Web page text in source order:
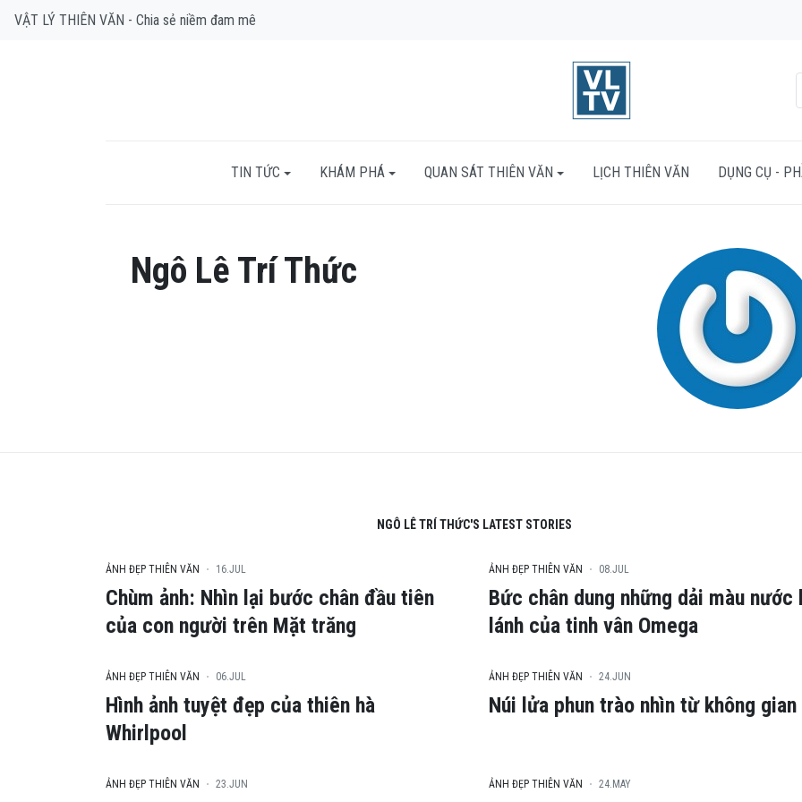
VẬT LÝ THIÊN VĂN - Chia sẻ niềm đam mê
TIN TỨC KHÁM PHÁ QUAN SÁT THIÊN VĂN LỊCH THIÊN VĂN DỤNG CỤ -
Ngô Lê Trí Thức
NGÔ LÊ TRÍ THỨC'S LATEST STORIES
ẢNH ĐẸP THIÊN VĂN 16.JUL
Chùm ảnh: Nhìn lại bước chân đầu tiên
của con người trên Mặt trăng
ẢNH ĐẸP THIÊN VĂN 08.JUL
Bức chân dung những dải màu nước
lánh của tinh vân Omega
ẢNH ĐẸP THIÊN VĂN 06.JUL
Hình ảnh tuyệt đẹp của thiên hà
Whirlpool
ẢNH ĐẸP THIÊN VĂN 24.JUN
Núi lửa phun trào nhìn từ không gian
ẢNH ĐẸP THIÊN VĂN 23.JUN ẢNH ĐẸP THIÊN VĂN 24.MAY